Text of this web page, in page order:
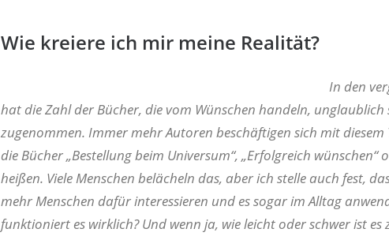
Wie kreiere ich mir meine Realität?
In den
hat die Zahl der Bücher, die vom Wünschen handeln, unglaublich
zugenommen. Immer mehr Autoren beschäftigen sich mit diesem
die Bücher „Bestellung beim Universum“, „Erfolgreich wünschen“
heißen. Viele Menschen belächeln das, aber ich stelle auch fest,
mehr Menschen dafür interessieren und es sogar im Alltag
funktioniert es wirklich? Und wenn ja, wie leicht oder schwer ist es